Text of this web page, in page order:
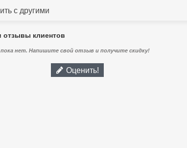
с другими
отзывы клиентов
нет. Напишите свой отзыв и получите скидку!
Оценить!